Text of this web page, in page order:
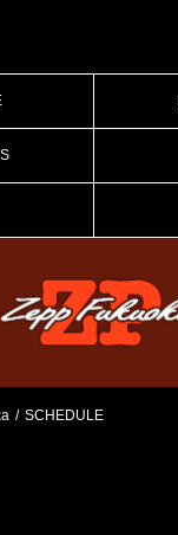
SCHEDULE